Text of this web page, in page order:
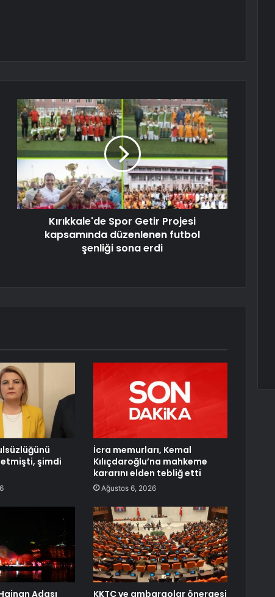
Kırıkkale'de Spor Getir Projesi
kapsamında düzenlenen futbol
şenliği sona erdi
şimdi
İcra memurları, Kemal
Kılıçdaroğlu’na mahkeme
kararını elden tebliğ etti
Ağustos 6, 2026
Adası
KKTC ve ambargolar önergesi